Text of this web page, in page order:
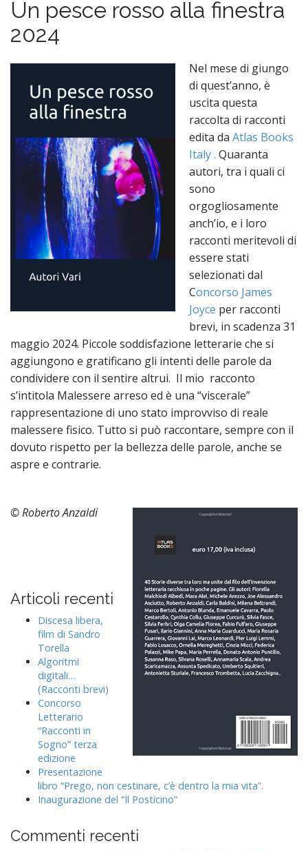
n
t
Un pesce rosso alla finestra
2024
Nel mese di giungo
di quest’anno, è
uscita questa
raccolta di racconti
edita da Atlas Books
Italy . Quaranta
autori, tra i quali ci
sono
orgogliosamente
anch’io, e i loro
racconti meritevoli di
essere stati
selezionati dal
Concorso James
Joyce per racconti
brevi, in scadenza 31
maggio 2024. Piccole soddisfazione letterarie che si
aggiungono e gratificano gli intenti delle parole da
condividere con il sentire altrui. Il mio racconto
s’intitola Malessere arreso ed è una “viscerale”
rappresentazione di uno stato improvviso di reale
malessere fisico. Tutto si può raccontare, sempre con il
dovuto rispetto per la bellezza delle parole, anche se
aspre e contrarie.
© Roberto Anzaldi
Articoli recenti
Discesa libera,
film di Sandro
Torella
Algoritmi
digitali…
(Racconti brevi)
Concorso
Letterario
“Racconti in
Sogno” terza
edizione
Presentazione
libro “Prego, non cestinare, c’è dentro la mia vita”.
Inaugurazione del “Il Posticino”
Commenti recenti